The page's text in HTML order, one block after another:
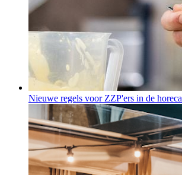
Nieuwe regels voor ZZP'ers in de horeca